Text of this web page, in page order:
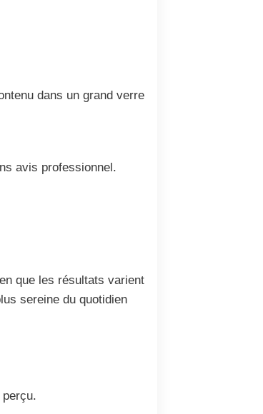
dans un grand verre
avis professionnel.
que les résultats varient
sereine du quotidien